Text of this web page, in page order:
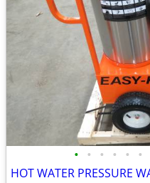
• • • • • •